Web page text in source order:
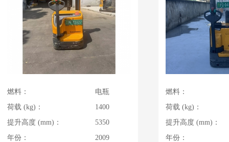
燃料：
电瓶
荷载 (kg)：
1400
提升高度 (mm)：
5350
年份：
2009
燃料：
荷载 (kg)：
提升高度 (mm)：
年份：